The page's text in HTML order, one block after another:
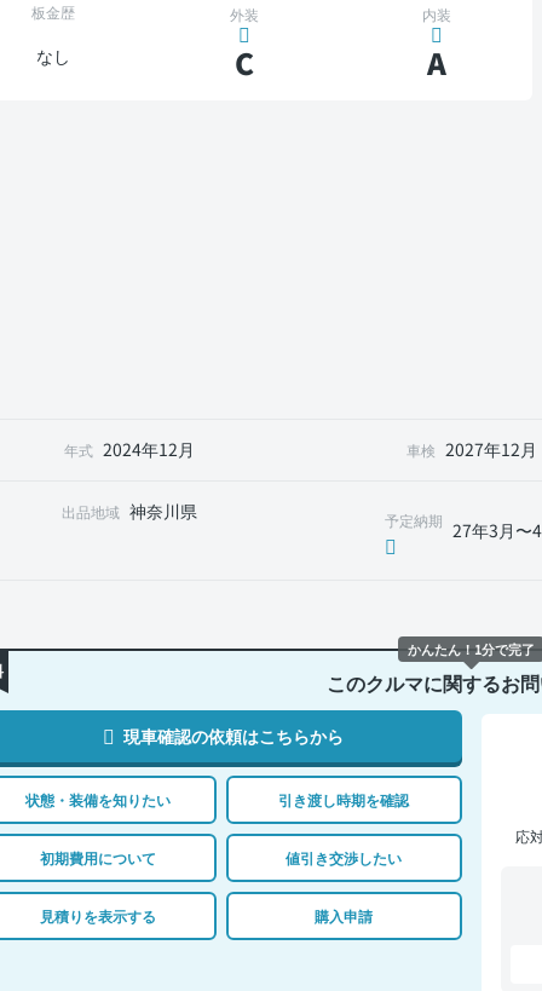
板金歴
なし
外装
C
内装
A
年式 2024年12月 車検 2027年12月
出品地域 神奈川県 予定納期 27年3月〜
このクルマに関するお
現車確認の依頼はこちらから
状態・装備を知りたい 引き渡し時期を確認
初期費用について 値引き交渉したい
見積りを表示する 購入申請
応
かんたん！1分で完了